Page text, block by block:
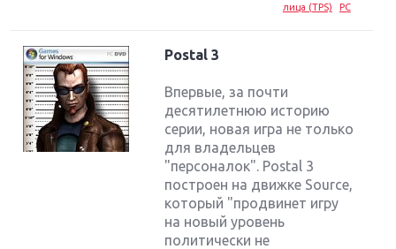
лица (TPS)
PC
Postal 3
Впервые, за почти
десятилетнюю историю
серии, новая игра не только
для владельцев
"персоналок". Postal 3
построен на движке Source,
который "продвинет игру
на новый уровень
политически не